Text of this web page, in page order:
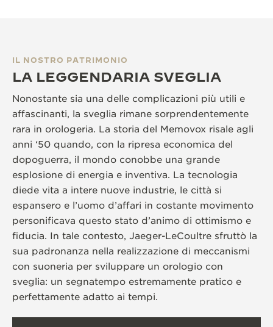
IL NOSTRO PATRIMONIO
LA LEGGENDARIA SVEGLIA
Nonostante sia una delle complicazioni più utili e
affascinanti, la sveglia rimane sorprendentemente
rara in orologeria. La storia del Memovox risale agli
anni ‘50 quando, con la ripresa economica del
dopoguerra, il mondo conobbe una grande
esplosione di energia e inventiva. La tecnologia
diede vita a intere nuove industrie, le città si
espansero e l’uomo d’affari in costante movimento
personificava questo stato d’animo di ottimismo e
fiducia. In tale contesto, Jaeger-LeCoultre sfruttò la
sua padronanza nella realizzazione di meccanismi
con suoneria per sviluppare un orologio con
sveglia: un segnatempo estremamente pratico e
perfettamente adatto ai tempi.